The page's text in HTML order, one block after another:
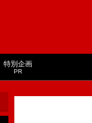
特別企画
PR